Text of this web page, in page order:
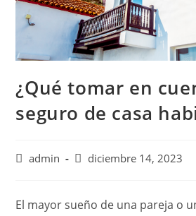
¿Qué tomar en
seguro de casa
Autor
entrada:
admin
Publicación
entrada:
diciembre 14, 2023
El mayor sueño de una pareja o